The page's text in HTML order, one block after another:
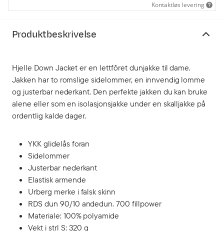
Kontaktløs levering
Produktbeskrivelse
Hjelle Down Jacket er en lettfôret dunjakke til dame.
Jakken har to romslige sidelommer, en innvendig lomme
og justerbar nederkant. Den perfekte jakken du kan bruke
alene eller som en isolasjonsjakke under en skalljakke på
ordentlig kalde dager.
YKK glidelås foran
Sidelommer
Justerbar nederkant
Elastisk armende
Urberg merke i falsk skinn
RDS dun 90/10 andedun. 700 fillpower
Materiale: 100% polyamide
Vekt i strl S: 320 g